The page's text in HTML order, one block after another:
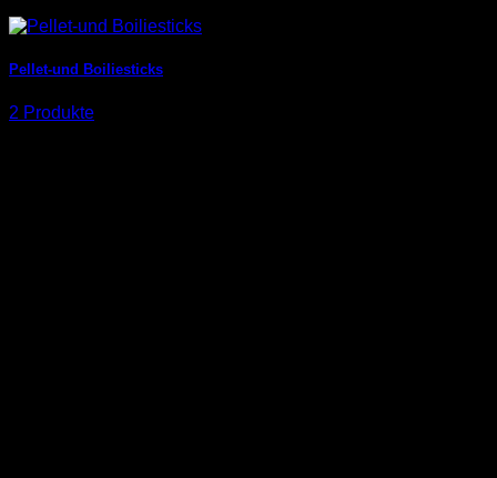
Pellet-und Boiliesticks
2 Produkte